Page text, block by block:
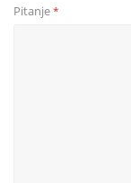
Pitanje*